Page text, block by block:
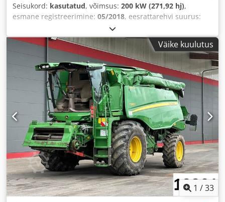
Seisukord: kasutatud, võimsus: 200 kW (271,92 hj),
esmane registreerimine: 05/2018, eesrattarehvi suurus:
, tagumise rehvi suurus:
km, telje konfiguratsioon:3 telge, istekohtade arv:1,
Varustus:kabiin, kraana, Väike kuulutus
1 /33